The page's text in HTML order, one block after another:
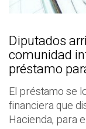
Diputados
comunidad
préstamo
El préstamo se
financiera que
Hacienda, para